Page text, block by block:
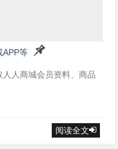
APP等
人商城会员资料、商品
阅读全文